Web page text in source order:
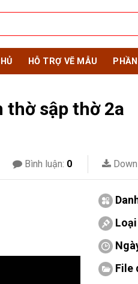
HỖ TRỢ VẼ MẪU
thờ sập thờ 2a
Bình luận: 0
File